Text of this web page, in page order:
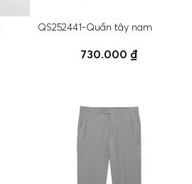
QS252441-Quần tây nam
730.000 ₫